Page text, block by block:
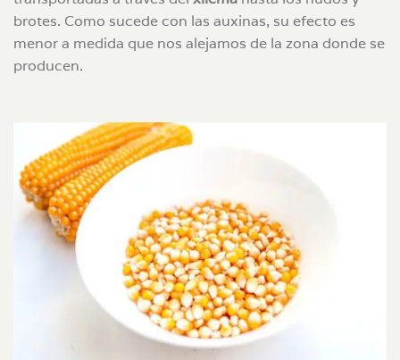
brotes. Como sucede con las auxinas, su efecto es
menor a medida que nos alejamos de la zona donde se
producen.